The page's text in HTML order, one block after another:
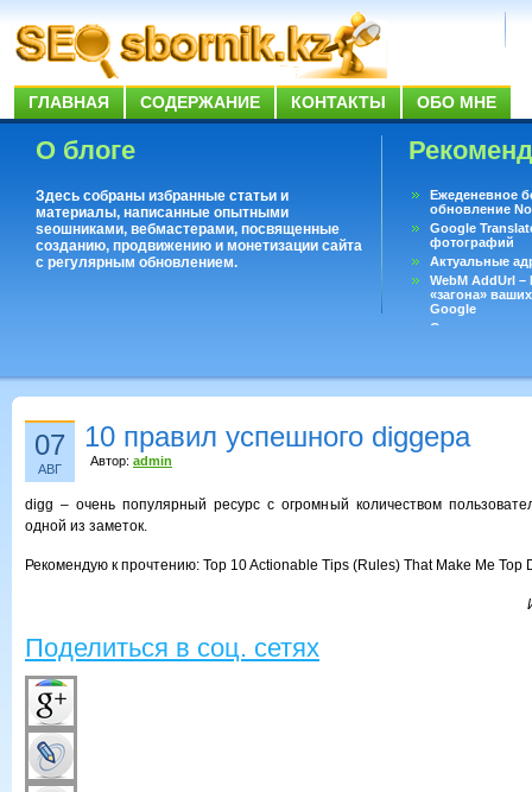
ГЛАВНАЯ СОДЕРЖАНИЕ КОНТАКТЫ ОБО МНЕ
О блоге
Здесь собраны избранные статьи и
материалы, написанные опытными
seoшниками, вебмастерами, посвященные
созданию, продвижению и монетизации сайта
с регулярным обновлением.
Ежеденевное
обновление
Google
фотографий
Актуальные
WebM AddUrl
«загона»
Google
Существует
07
АВГ
10 правил успешного diggера
Автор: admin
digg – очень популярный ресурс с огромный количеством
одной из заметок.
Рекомендую к прочтению: Top 10 Actionable Tips (Rules) That Make Me Top
Поделиться в соц. сетях